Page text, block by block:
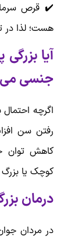
✔️ قرص
هست؛ لذا در
آیا
جنسی
اگرچه
رفتن سن
کاهش توان
کوچک یا
درمان
در مردان